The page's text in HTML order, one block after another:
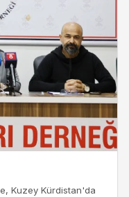
Kuzey Kürdistan'da